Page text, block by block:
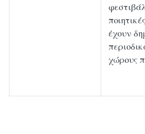
έχουν
χώρους